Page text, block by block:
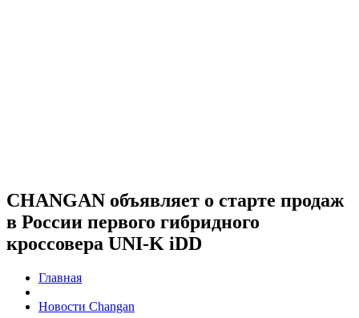
CHANGAN объявляет о старте продаж
в России первого гибридного
кроссовера UNI-K iDD
Главная
Новости Changan